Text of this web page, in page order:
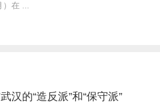
在 ...
汉的“造反派”和“保守派”